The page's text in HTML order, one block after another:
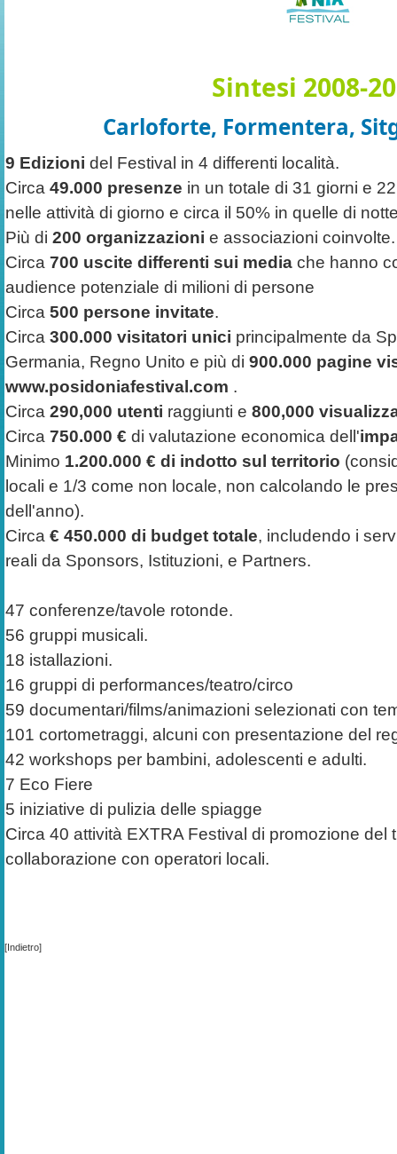
Sintesi 2008-
Carloforte, Formentera,
9 Edizioni del Festival in 4 differenti località.
Circa 49.000 presenze in un totale di 31 giorni e
nelle attività di giorno e circa il 50% in quelle di
Più di 200 organizzazioni e associazioni coinvolte.
Circa 700 uscite differenti sui media che hanno
audience potenziale di milioni di persone
Circa 500 persone invitate.
Circa 300.000 visitatori unici principalmente da
Germania, Regno Unito e più di 900.000 pagine
www.posidoniafestival.com .
Circa 290,000 utenti raggiunti e 800,000
Circa 750.000 € di valutazione economica dell'
Minimo 1.200.000 € di indotto sul territorio
locali e 1/3 come non locale, non calcolando le
dell'anno).
Circa € 450.000 di budget totale, includendo i
reali da Sponsors, Istituzioni, e Partners.
47 conferenze/tavole rotonde.
56 gruppi musicali.
18 istallazioni.
16 gruppi di performances/teatro/circo
59 documentari/films/animazioni selezionati con
101 cortometraggi, alcuni con presentazione del
42 workshops per bambini, adolescenti e adulti.
7 Eco Fiere
5 iniziative di pulizia delle spiagge
Circa 40 attività EXTRA Festival di promozione del
collaborazione con operatori locali.
[Indietro]